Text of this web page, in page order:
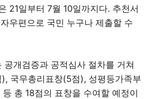
21일부터 7월 10일까지다. 추천서
우편으로 국민 누구나 제출할 수
공개검증과 공적심사 절차를 거쳐
국무총리표창(5점), 성평등가족부
총 18점의 표창을 수여할 예정이